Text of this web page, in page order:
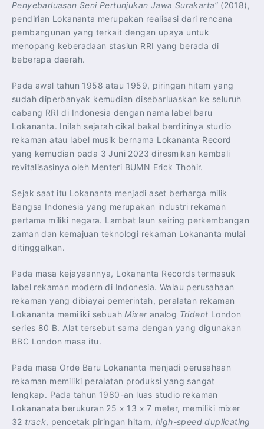
Penyebarluasan Seni Pertunjukan Jawa Surakarta” (2018),
pendirian Lokananta merupakan realisasi dari rencana
pembangunan yang terkait dengan upaya untuk
menopang keberadaan stasiun RRI yang berada di
beberapa daerah.
Pada awal tahun 1958 atau 1959, piringan hitam yang
sudah diperbanyak kemudian disebarluaskan ke seluruh
cabang RRI di Indonesia dengan nama label baru
Lokananta. Inilah sejarah cikal bakal berdirinya studio
rekaman atau label musik bernama Lokananta Record
yang kemudian pada 3 Juni 2023 diresmikan kembali
revitalisasinya oleh Menteri BUMN Erick Thohir.
Sejak saat itu Lokananta menjadi aset berharga milik
Bangsa Indonesia yang merupakan industri rekaman
pertama miliki negara. Lambat laun seiring perkembangan
zaman dan kemajuan teknologi rekaman Lokananta mulai
ditinggalkan.
Pada masa kejayaannya, Lokananta Records termasuk
label rekaman modern di Indonesia. Walau perusahaan
rekaman yang dibiayai pemerintah, peralatan rekaman
Lokananta memiliki sebuah Mixer analog Trident London
series 80 B. Alat tersebut sama dengan yang digunakan
BBC London masa itu.
Pada masa Orde Baru Lokananta menjadi perusahaan
rekaman memiliki peralatan produksi yang sangat
lengkap. Pada tahun 1980-an luas studio rekaman
Lokananata berukuran 25 x 13 x 7 meter, memiliki mixer
32 track, pencetak piringan hitam,high-speed duplicating